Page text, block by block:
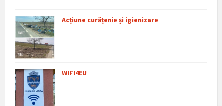
Acțiune curățenie și igienizare
WIFI4EU